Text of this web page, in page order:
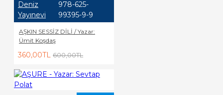
Deniz
Yayınevi
978-625-
99395-9-9
AŞKIN SESSİZ DİLİ / Yazar:
Ümit Koşdaş
360,00TL 600,00TL